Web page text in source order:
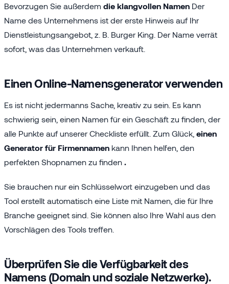
Bevorzugen Sie außerdem die klangvollen Namen Der
Name des Unternehmens ist der erste Hinweis auf Ihr
Dienstleistungsangebot, z. B. Burger King. Der Name verrät
sofort, was das Unternehmen verkauft.
Einen Online-Namensgenerator verwenden
Es ist nicht jedermanns Sache, kreativ zu sein. Es kann
schwierig sein, einen Namen für ein Geschäft zu finden, der
alle Punkte auf unserer Checkliste erfüllt. Zum Glück, einen
Generator für Firmennamen kann Ihnen helfen, den
perfekten Shopnamen zu finden .
Sie brauchen nur ein Schlüsselwort einzugeben und das
Tool erstellt automatisch eine Liste mit Namen, die für Ihre
Branche geeignet sind. Sie können also Ihre Wahl aus den
Vorschlägen des Tools treffen.
Überprüfen Sie die Verfügbarkeit des
Namens (Domain und soziale Netzwerke).